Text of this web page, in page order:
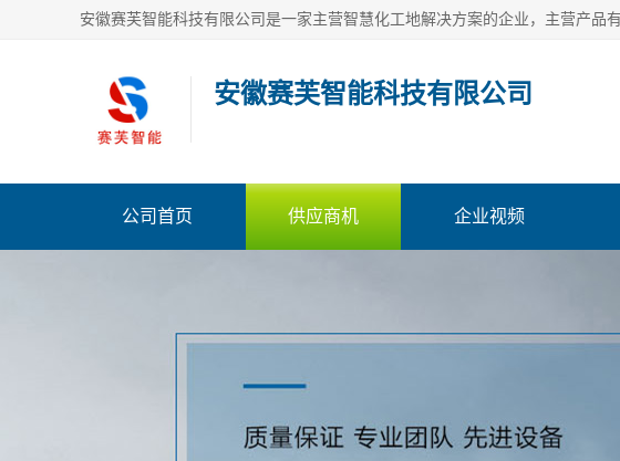
安徽赛芙智能科技有限公司
公司首页 供应商机 企业视频